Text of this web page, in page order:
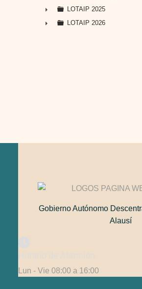
►
►
LOTAIP 2025
LOTAIP 2026
Gobierno Autónomo
Alausí
Lun - Vie 08:00 a 16:00